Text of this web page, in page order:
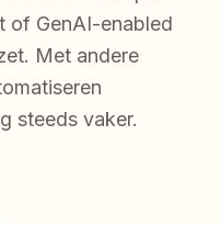
of GenAI-enabled
Met andere
steeds vaker.